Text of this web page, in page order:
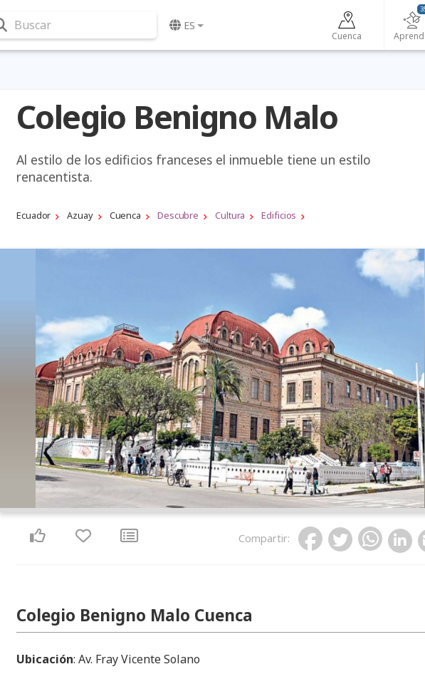
Buscar ES
Cuenca
Colegio Benigno Malo
Al estilo de los edificios franceses el inmueble tiene un estilo
renacentista.
Ecuador Azuay Cuenca Descubre Cultura Edificios
Compartir:
Colegio Benigno Malo Cuenca
Ubicación: Av. Fray Vicente Solano